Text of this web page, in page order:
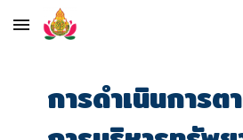
Skip to main content
การดำเนินการต